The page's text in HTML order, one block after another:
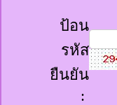
ป้อน
รหัส
ยืนยัน
: